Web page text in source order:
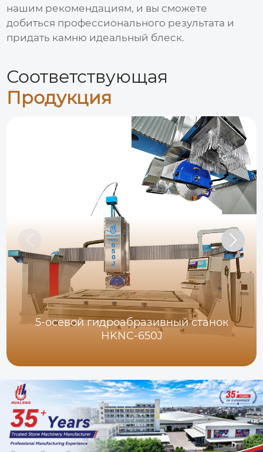
нашим рекомендациям, и вы сможете
добиться профессионального результата и
придать камню идеальный блеск.
Соответствующая
Продукция
5-осевой гидроабразивный станок
HKNC-650J